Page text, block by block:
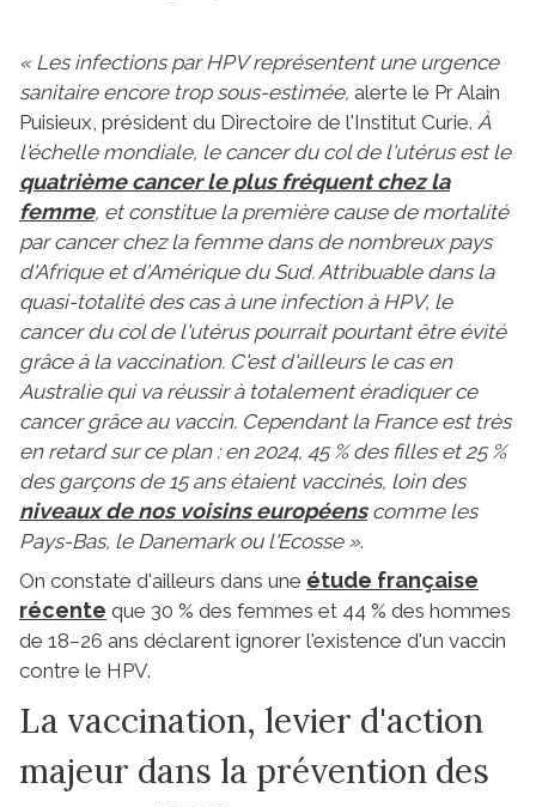
« Les infections par HPV représentent une urgence
sanitaire encore trop sous-estimée, alerte le Pr Alain
Puisieux, président du Directoire de l'Institut Curie. À
l'échelle mondiale, le cancer du col de l'utérus est le
quatrième cancer le plus fréquent chez la
femme, et constitue la première cause de mortalité
par cancer chez la femme dans de nombreux pays
d'Afrique et d'Amérique du Sud. Attribuable dans la
quasi-totalité des cas à une infection à HPV, le
cancer du col de l'utérus pourrait pourtant être évité
grâce à la vaccination. C'est d'ailleurs le cas en
Australie qui va réussir à totalement éradiquer ce
cancer grâce au vaccin. Cependant la France est très
en retard sur ce plan : en 2024, 45 % des filles et 25 %
des garçons de 15 ans étaient vaccinés, loin des
niveaux de nos voisins européenscomme les
Pays-Bas, le Danemark ou l'Ecosse ».
On constate d'ailleurs dans une étude française
récente que 30 % des femmes et 44 % des hommes
de 18–26 ans déclarent ignorer l'existence d'un vaccin
contre le HPV.
La vaccination, levier d'action
majeur dans la prévention des